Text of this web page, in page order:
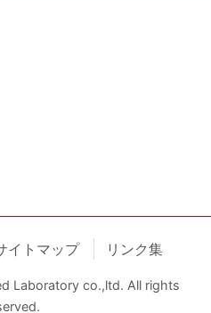
イトマップ リンク集
Laboratory co.,ltd. All rights